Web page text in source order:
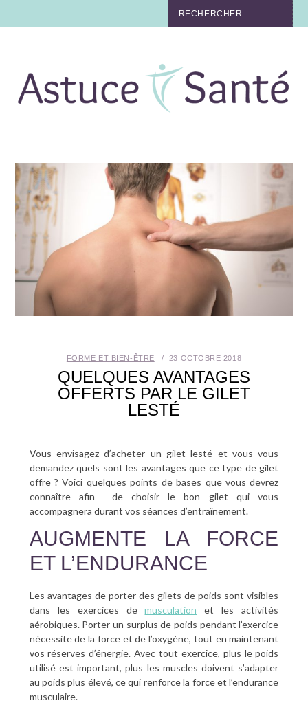
TABAC
NUTRITION
MÉDECINE DOUCE
BIEN-ÊTRE
SEXUALITÉFORME ET BIEN-ÊTRE 23 OCTOBRE 2018
QUELQUES AVANTAGES
OFFERTS PAR LE GILET
LESTÉ
Vous envisagez d’acheter un gilet lesté et vous vous
demandez quels sont les avantages que ce type de gilet
offre ? Voici quelques points de bases que vous devrez
connaître afin de choisir le bon gilet qui vous
accompagnera durant vos séances d’entraînement.
AUGMENTE LA FORCE
ET L’ENDURANCE
Les avantages de porter des gilets de poids sont visibles
dans les exercices demusculation et les activités
aérobiques. Porter un surplus de poids pendant l’exercice
nécessite de la force et de l’oxygène, tout en maintenant
vos réserves d’énergie. Avec tout exercice, plus le poids
utilisé est important, plus les muscles doivent s’adapter
au poids plus élevé, ce qui renforce la force et l’endurance
musculaire.